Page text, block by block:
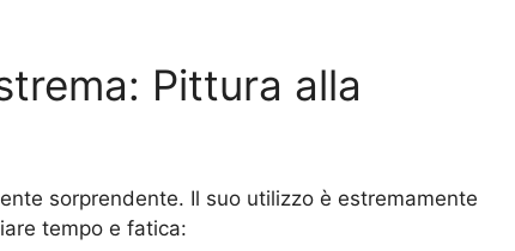
Pittura alla
sorprendente. Il suo utilizzo è estremamente
tempo e fatica: